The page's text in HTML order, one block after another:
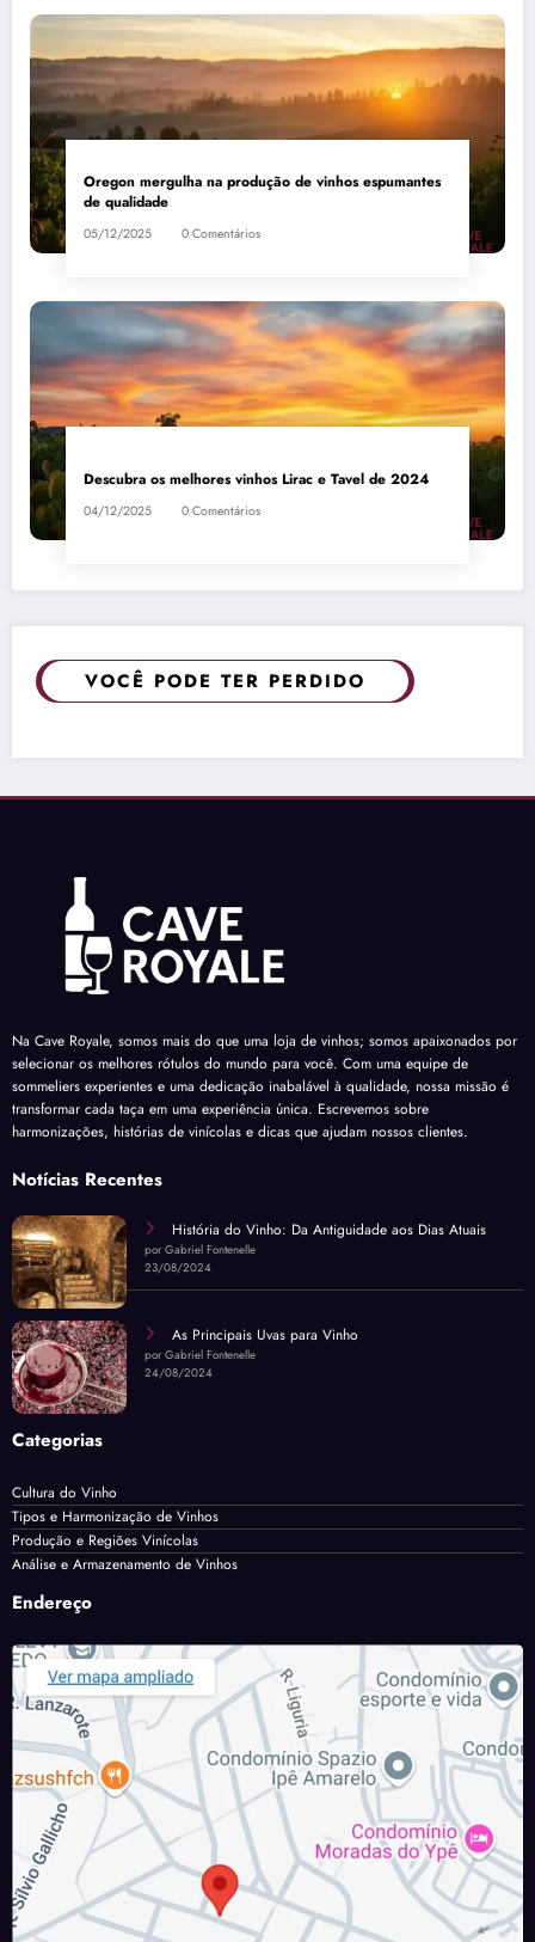
Oregon mergulha na produção de vinhos espumantes
de qualidade
05/12/2025 0 Comentários
Descubra os melhores vinhos Lirac e Tavel de 2024
04/12/2025 0 Comentários
VOCÊ PODE TER PERDIDO
Na Cave Royale, somos mais do que uma loja de vinhos; somos apaixonados por
selecionar os melhores rótulos do mundo para você. Com uma equipe de
sommeliers experientes e uma dedicação inabalável à qualidade, nossa missão é
transformar cada taça em uma experiência única. Escrevemos sobre
harmonizações, histórias de vinícolas e dicas que ajudam nossos clientes.
Notícias Recentes
História do Vinho: Da Antiguidade aos Dias Atuais
por Gabriel Fontenelle
23/08/2024
As Principais Uvas para Vinho
por Gabriel Fontenelle
24/08/2024
Categorias
Cultura do Vinho
Tipos e Harmonização de Vinhos
Produção e Regiões Vinícolas
Análise e Armazenamento de Vinhos
Endereço